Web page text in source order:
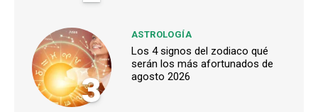
3
ASTROLOGÍA
Los 4 signos del zodiaco qué
serán los más afortunados de
agosto 2026